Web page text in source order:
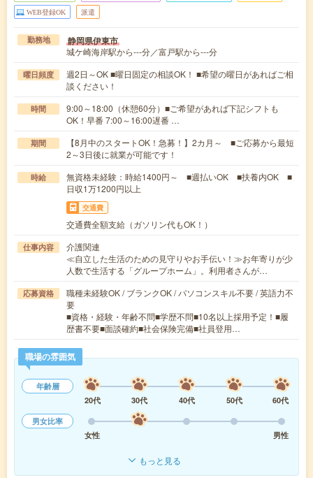
WEB登録OK 派遣
勤務地 静岡県伊東市
城ケ崎海岸駅から---分／富戸駅から---分
曜日頻度
週2日～OK ■曜日固定の相談OK！ ■希望の曜日があればご相
談ください！
時間
9:00～18:00（休憩60分）■ご希望があれば下記シフトも
OK！早番 7:00～16:00遅番 …
期間
【8月中のスタートOK！急募！】2カ月～ ■ご応募から最短
2～3日後に就業が可能です！
時給
無資格未経験：時給1400円～ ■週払いOK ■扶養内OK ■
日収1万1200円以上
交通費
交通費全額支給（ガソリン代もOK！）
仕事内容
介護関連
≪自立した生活のための見守りやお手伝い！≫お年寄りが少
人数で生活する「グループホーム」。利用者さんが…
応募資格
職種未経験OK / ブランクOK / パソコンスキル不要 / 英語力不
要
■資格・経験・年齢不問■学歴不問■10名以上採用予定！■履
歴書不要■面談確約■社会保険完備■社員登用…
職場の雰囲気
年齢層
20代
30代 40代 50代
60代
男女比率
女性
男性
もっと見る